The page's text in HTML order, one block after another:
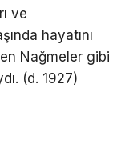
ve
hayatını
Nağmeler gibi
(d. 1927)